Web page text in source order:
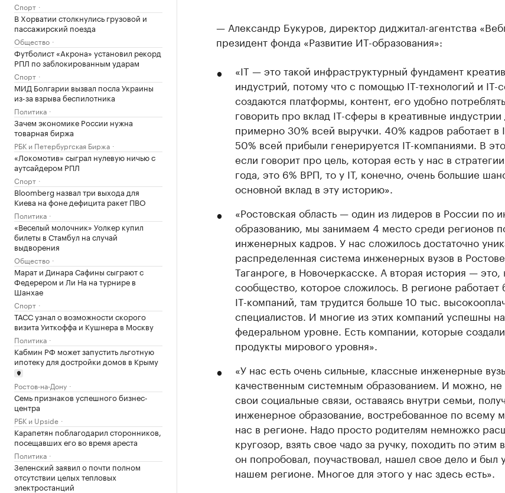
Спорт
В Хорватии столкнулись грузовой и
пассажирский поезда
Общество
Футболист «Акрона» установил рекорд
РПЛ по заблокированным ударам
Спорт
МИД Болгарии вызвал посла Украины
из-за взрыва беспилотника
Политика
Зачем экономике России нужна
товарная биржа
РБК и Петербургская Биржа
«Локомотив» сыграл нулевую ничью с
аутсайдером РПЛ
Спорт
Bloomberg назвал три выхода для
Киева на фоне дефицита ракет ПВО
Политика
«Веселый молочник» Уолкер купил
билеты в Стамбул на случай
выдворения
Общество
Марат и Динара Сафины сыграют с
Федерером и Ли На на турнире в
Шанхае
Спорт
ТАСС узнал о возможности скорого
визита Уиткоффа и Кушнера в Москву
Политика
Кабмин РФ может запустить льготную
ипотеку для достройки домов в Крыму
Ростов-на-Дону
Семь признаков успешного бизнес-
центра
РБК и Upside
Карапетян поблагодарил сторонников,
посещавших его во время ареста
Политика
Зеленский заявил о почти полном
отсутствии целых тепловых
электростанций
— Александр Букуров, директор диджитал-агентства
президент фонда «Развитие ИТ-образования»:
«IT — это такой инфраструктурный фундамент
индустрий, потому что с помощью IT-технологий и IT-
создаются платформы, контент, его удобно
говорить про вклад IT-сферы в креативные
примерно 30% всей выручки. 40% кадров работает в
50% всей прибыли генерируется IT-компаниями. В
если говорит про цель, которая есть у нас в
года, это 6% ВРП, то у IT, конечно, очень большие
основной вклад в эту историю».
«Ростовская область — один из лидеров в России по
образованию, мы занимаем 4 место среди регионов
инженерных кадров. У нас сложилось достаточно
распределенная система инженерных вузов в
Таганроге, в Новочеркасске. А вторая история — это,
сообщество, которое сложилось. В регионе
IT-компаний, там трудится больше 10 тыс.
специалистов. И многие из этих компаний успешны на
федеральном уровне. Есть компании, которые
продукты мирового уровня».
«У нас есть очень сильные, классные инженерные
качественным системным образованием. И можно, не
свои социальные связи, оставаясь внутри семьи,
инженерное образование, востребованное по всему
нас в регионе. Надо просто родителям немножко
кругозор, взять свое чадо за ручку, походить по этим
он попробовал, поучаствовал, нашел свое дело и
нашем регионе. Многое для этого у нас здесь есть».